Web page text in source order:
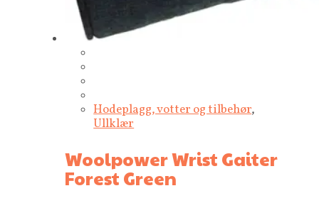
Hodeplagg, votter og tilbehør,
Ullklær
Woolpower Wrist Gaiter
Forest Green